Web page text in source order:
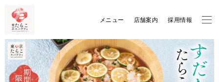
メニュー 店舗案内 採用情報